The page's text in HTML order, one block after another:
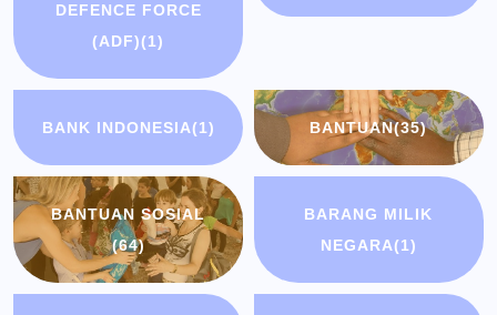
DEFENCE FORCE
(ADF)(1)
BANK INDONESIA(1) BANTUAN(35)
BANTUAN SOSIAL
(64)
BARANG MILIK
NEGARA(1)